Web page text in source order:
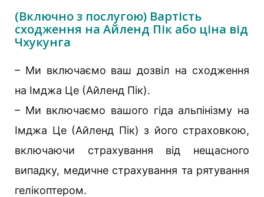
(Включно з послугою) Вартість
сходження на Айленд Пік або ціна від
Чхукунга
– Ми включаємо ваш дозвіл на сходження
на Імджа Це (Айленд Пік).
– Ми включаємо вашого гіда альпінізму на
Імджа Це (Айленд Пік) з його страховкою,
включаючи страхування від нещасного
випадку, медичне страхування та рятування
гелікоптером.